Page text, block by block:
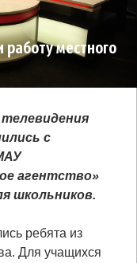
местного
с
агентство»
школьников.
ребята из
Для учащихся